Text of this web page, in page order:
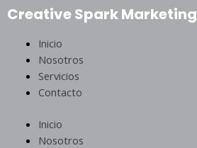
contenido
Creative Spark Marketing
Inicio
Nosotros
Servicios
Contacto
Menu
Inicio
Nosotros